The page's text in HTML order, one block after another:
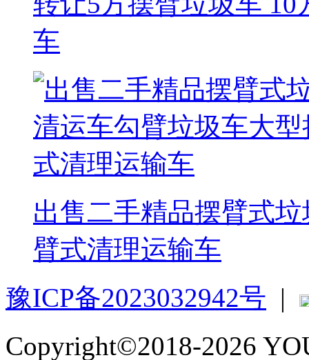
车
出售二手精品摆臂式
臂式清理运输车
豫ICP备2023032942号 |
Copyright©2018-2026